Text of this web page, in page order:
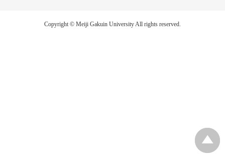
Copyright © Meiji Gakuin University All rights reserved.